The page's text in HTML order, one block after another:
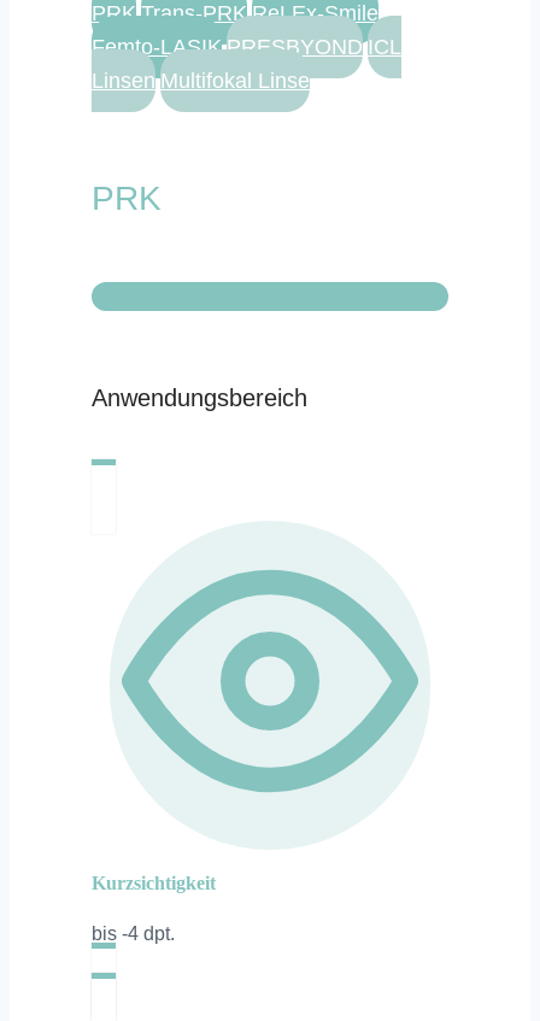
PRK Trans-PRK ReLEx-Smile
Femto-LASIK PRESBYOND ICL
Linsen Multifokal Linse
PRK
Anwendungsbereich
Kurzsichtigkeit
bis -4 dpt.